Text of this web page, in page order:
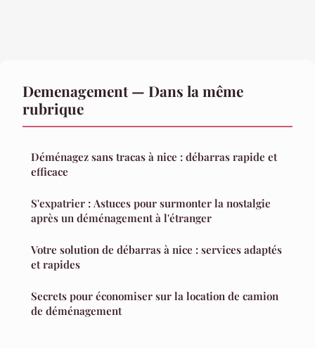
Demenagement — Dans la même
rubrique
Déménagez sans tracas à nice : débarras rapide et
efficace
S'expatrier : Astuces pour surmonter la nostalgie
après un déménagement à l'étranger
Votre solution de débarras à nice : services adaptés
et rapides
Secrets pour économiser sur la location de camion
de déménagement